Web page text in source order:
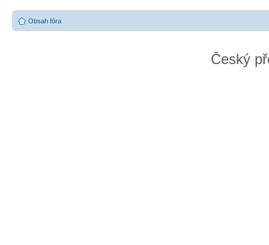
Obsah fóra
Český